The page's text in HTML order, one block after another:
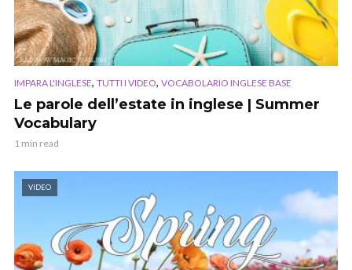
IMPARA L'INGLESE, TUTTI I VIDEO, VOCABOLARIO INGLESE BASE
Le parole dell’estate in inglese | Summer
Vocabulary
1 min read
VIDEO